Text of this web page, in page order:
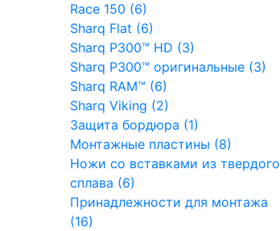
Race 150 (6)
Sharq Flat (6)
Sharq P300™ HD (3)
Sharq P300™ оригинальные (3)
Sharq RAM™ (6)
Sharq Viking (2)
Защита бордюра (1)
Монтажные пластины (8)
Ножи со вставками из твердого
сплава (6)
Принадлежности для монтажа
(16)